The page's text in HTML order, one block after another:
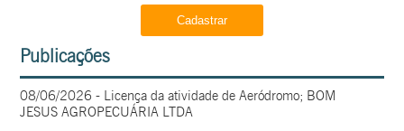
Publicações
08/06/2026 - Licença da atividade de Aeródromo; BOM
JESUS AGROPECUÁRIA LTDA